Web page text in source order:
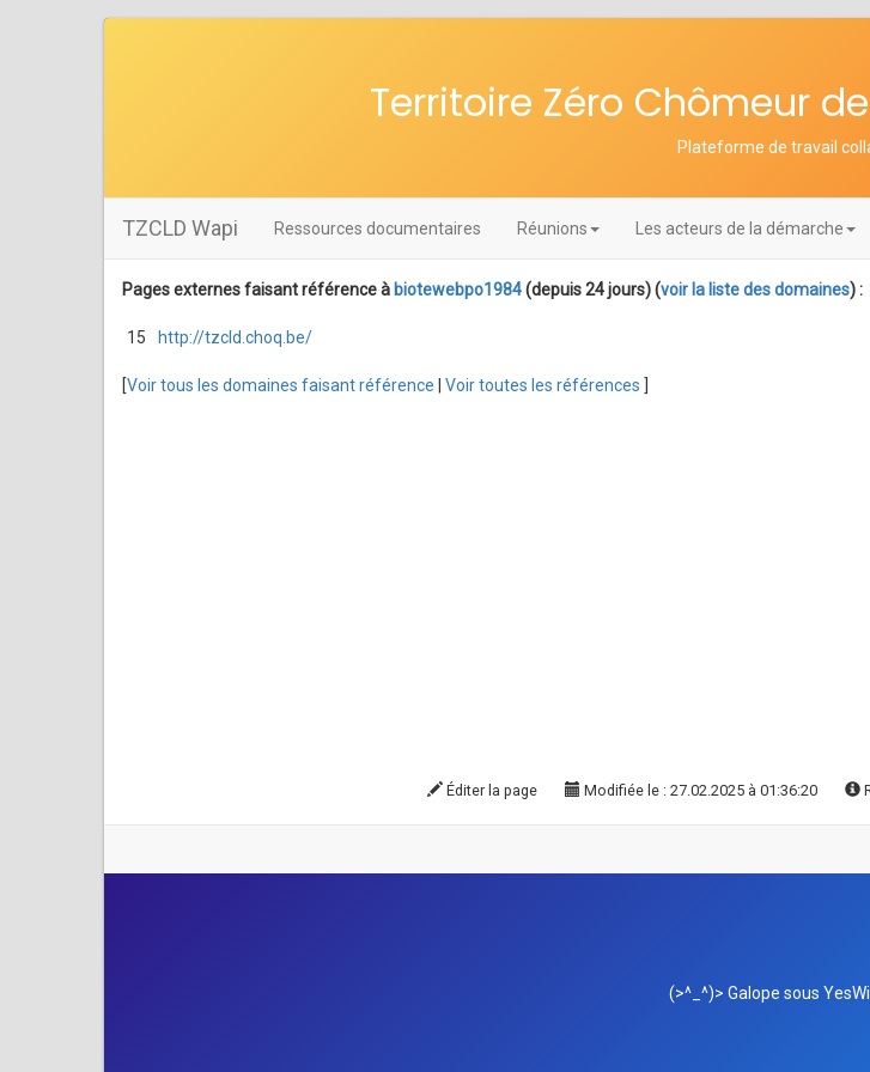
Territoire Zéro Chômeur
Plateforme de travail
TZCLD Wapi Ressources documentaires Réunions Les acteurs de la démarche
Pages externes faisant référence à biotewebpo1984(depuis 24 jours) (voir la liste des domaines) :
15 http://tzcld.choq.be/
[Voir tous les domaines faisant référence Voir toutes les références
Éditer la page Modifiée le : 27.02.2025 à 01:36:20
(>^_^)> Galope sous